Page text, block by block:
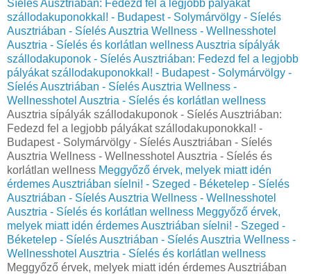
Síelés Ausztriában: Fedezd fel a legjobb pályákat
szállodakuponokkal! - Budapest - Solymárvölgy - Síelés
Ausztriában - Síelés Ausztria Wellness - Wellnesshotel
Ausztria - Síelés és korlátlan wellnessAusztria sípályák
szállodakuponok - Síelés Ausztriában: Fedezd fel a legjobb
pályákat szállodakuponokkal! - Budapest - Solymárvölgy -
Síelés Ausztriában - Síelés Ausztria Wellness -
Wellnesshotel Ausztria - Síelés és korlátlan wellness
Ausztria sípályák szállodakuponok - Síelés Ausztriában:
Fedezd fel a legjobb pályákat szállodakuponokkal! -
Budapest - Solymárvölgy - Síelés Ausztriában - Síelés
Ausztria Wellness - Wellnesshotel Ausztria - Síelés és
korlátlan wellness Meggyőző érvek, melyek miatt idén
érdemes Ausztriában síelni! - Szeged - Béketelep - Síelés
Ausztriában - Síelés Ausztria Wellness - Wellnesshotel
Ausztria - Síelés és korlátlan wellness Meggyőző érvek,
melyek miatt idén érdemes Ausztriában síelni! - Szeged -
Béketelep - Síelés Ausztriában - Síelés Ausztria Wellness -
Wellnesshotel Ausztria - Síelés és korlátlan wellness
Meggyőző érvek, melyek miatt idén érdemes Ausztriában